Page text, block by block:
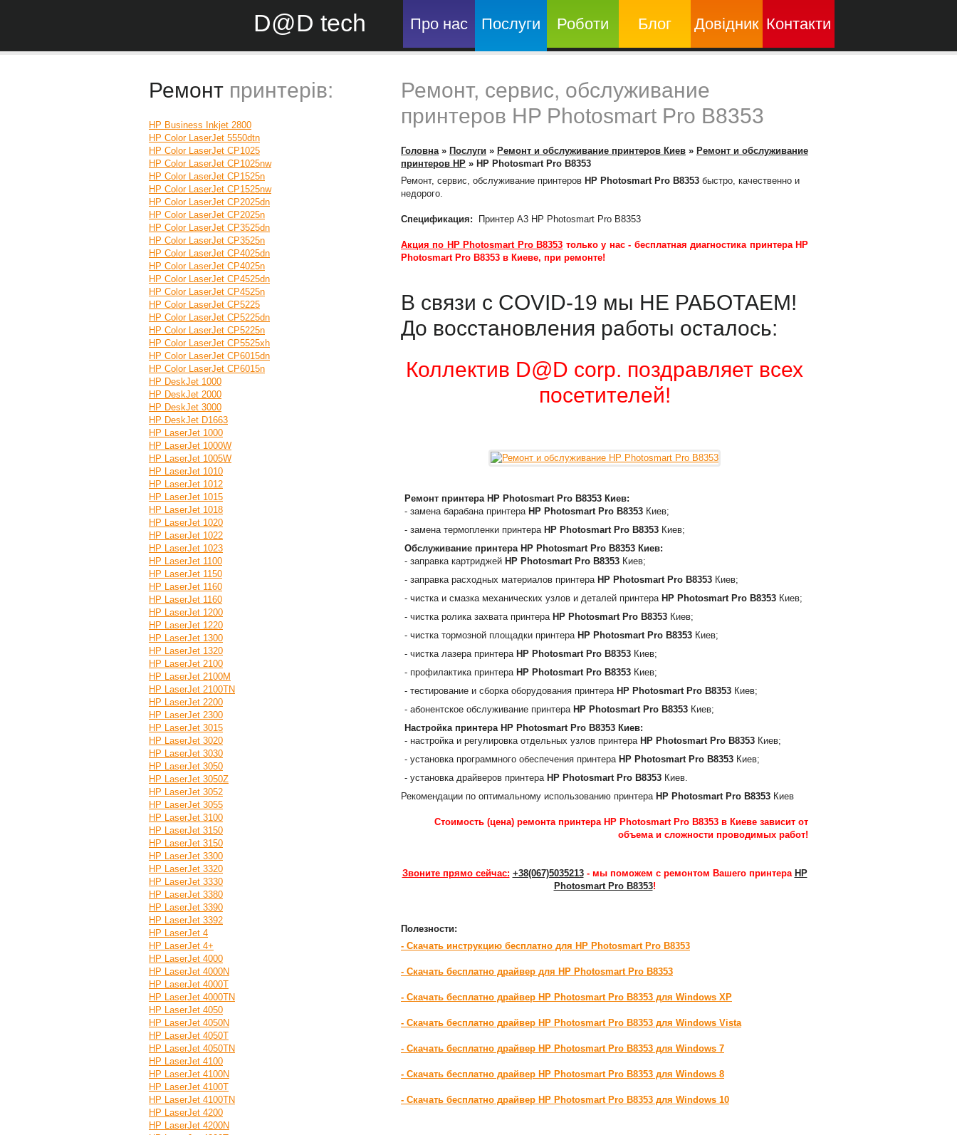
D@D tech Про нас Послуги Роботи Блог Довідник Контакти
Ремонт принтерів:
HP Business Inkjet 2800
HP Color LaserJet 5550dtn
HP Color LaserJet CP1025
HP Color LaserJet CP1025nw
HP Color LaserJet CP1525n
HP Color LaserJet CP1525nw
HP Color LaserJet CP2025dn
HP Color LaserJet CP2025n
HP Color LaserJet CP3525dn
HP Color LaserJet CP3525n
HP Color LaserJet CP4025dn
HP Color LaserJet CP4025n
HP Color LaserJet CP4525dn
HP Color LaserJet CP4525n
HP Color LaserJet CP5225
HP Color LaserJet CP5225dn
HP Color LaserJet CP5225n
HP Color LaserJet CP5525xh
HP Color LaserJet CP6015dn
HP Color LaserJet CP6015n
HP DeskJet 1000
HP DeskJet 2000
HP DeskJet 3000
HP DeskJet D1663
HP LaserJet 1000
HP LaserJet 1000W
HP LaserJet 1005W
HP LaserJet 1010
HP LaserJet 1012
HP LaserJet 1015
HP LaserJet 1018
HP LaserJet 1020
HP LaserJet 1022
HP LaserJet 1023
HP LaserJet 1100
HP LaserJet 1150
HP LaserJet 1160
HP LaserJet 1160
HP LaserJet 1200
HP LaserJet 1220
HP LaserJet 1300
HP LaserJet 1320
HP LaserJet 2100
HP LaserJet 2100M
HP LaserJet 2100TN
HP LaserJet 2200
HP LaserJet 2300
HP LaserJet 3015
HP LaserJet 3020
HP LaserJet 3030
HP LaserJet 3050
HP LaserJet 3050Z
HP LaserJet 3052
HP LaserJet 3055
HP LaserJet 3100
HP LaserJet 3150
HP LaserJet 3150
HP LaserJet 3300
HP LaserJet 3320
HP LaserJet 3330
HP LaserJet 3380
HP LaserJet 3390
HP LaserJet 3392
HP LaserJet 4
HP LaserJet 4+
HP LaserJet 4000
HP LaserJet 4000N
HP LaserJet 4000T
HP LaserJet 4000TN
HP LaserJet 4050
HP LaserJet 4050N
HP LaserJet 4050T
HP LaserJet 4050TN
HP LaserJet 4100
HP LaserJet 4100N
HP LaserJet 4100T
HP LaserJet 4100TN
HP LaserJet 4200
HP LaserJet 4200N
Ремонт, сервис, обслуживание
принтеров HP Photosmart Pro B8353
Головна» Послуги » Ремонт и обслуживание принтеров Киев » Ремонт и обслуживание
принтеров HP » HP Photosmart Pro B8353
Ремонт, сервис, обслуживание принтеров HP Photosmart Pro B8353 быстро, качественно и
недорого.
Спецификация: Принтер А3 HP Photosmart Pro B8353
Акция по HP Photosmart Pro B8353 только у нас - бесплатная диагностика принтера HP
Photosmart Pro B8353 в Киеве, при ремонте!
В связи с COVID-19 мы НЕ РАБОТАЕМ!
До восстановления работы осталось:
Коллектив D@D corp. поздравляет всех
посетителей!
Ремонт принтера HP Photosmart Pro B8353 Киев:
- замена барабана принтера HP Photosmart Pro B8353 Киев;
- замена термопленки принтера HP Photosmart Pro B8353 Киев;
Обслуживание принтера HP Photosmart Pro B8353 Киев:
- заправка картриджей HP Photosmart Pro B8353 Киев;
- заправка расходных материалов принтера HP Photosmart Pro B8353 Киев;
- чистка и смазка механических узлов и деталей принтера HP Photosmart Pro B8353 Киев;
- чистка ролика захвата принтера HP Photosmart Pro B8353 Киев;
- чистка тормозной площадки принтера HP Photosmart Pro B8353 Киев;
- чистка лазера принтера HP Photosmart Pro B8353 Киев;
- профилактика принтера HP Photosmart Pro B8353 Киев;
- тестирование и сборка оборудования принтера HP Photosmart Pro B8353 Киев;
- абонентское обслуживание принтера HP Photosmart Pro B8353 Киев;
Настройка принтера HP Photosmart Pro B8353 Киев:
- настройка и регулировка отдельных узлов принтера HP Photosmart Pro B8353 Киев;
- установка программного обеспечения принтера HP Photosmart Pro B8353 Киев;
- установка драйверов принтера HP Photosmart Pro B8353 Киев.
Рекомендации по оптимальному использованию принтера HP Photosmart Pro B8353 Киев
Стоимость (цена) ремонта принтера HP Photosmart Pro B8353 в Киеве зависит от
объема и сложности проводимых работ!
Звоните прямо сейчас: +38(067)5035213- мы поможем с ремонтом Вашего принтера HP
Photosmart Pro B8353!
Полезности:
- Скачать инструкцию бесплатно для HP Photosmart Pro B8353
- Скачать бесплатно драйвер для HP Photosmart Pro B8353
- Скачать бесплатно драйвер HP Photosmart Pro B8353 для Windows XP
- Скачать бесплатно драйвер HP Photosmart Pro B8353 для Windows Vista
- Скачать бесплатно драйвер HP Photosmart Pro B8353 для Windows 7
- Скачать бесплатно драйвер HP Photosmart Pro B8353 для Windows 8
- Скачать бесплатно драйвер HP Photosmart Pro B8353 для Windows 10